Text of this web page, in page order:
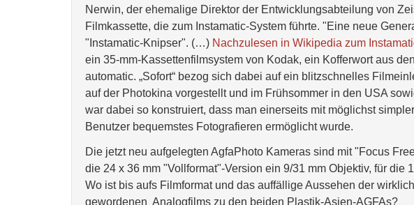
Nerwin, der ehemalige Direktor der Entwicklungsabteilung von
Filmkassette, die zum Instamatic-System führte. "Eine neue
"Instamatic-Knipser". (…) Nachzulesen in Wikipedia zum
ein 35-mm-Kassettenfilmsystem von Kodak, ein Kofferwort aus
automatic. „Sofort“ bezog sich dabei auf ein blitzschnelles
auf der Photokina vorgestellt und im Frühsommer in den USA
war dabei so konstruiert, dass man einerseits mit möglichst
Benutzer bequemstes Fotografieren ermöglicht wurde.
Die jetzt neu aufgelegten AgfaPhoto Kameras sind mit "Focus
die 24 x 36 mm "Vollformat"-Version ein 9/31 mm Objektiv, für die
Wo ist bis aufs Filmformat und das auffällige Aussehen der
gewordenen Analogfilms zu den beiden Plastik-Asien-AGFAs?